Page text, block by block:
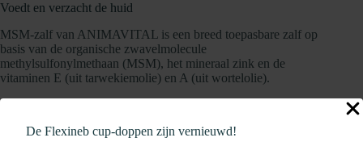
De Flexineb cup‑doppen zijn vernieuwd!
Voedt en verzacht de huid
MSM-zalf van ANIMAVITAL is een breed toepasbare zalf op
basis van de organische zwavelmolecule
methylsulfonylmethaan (MSM), het mineraal zink en de
vitaminen E (uit tarwekiemolie) en A (uit wortelolie).